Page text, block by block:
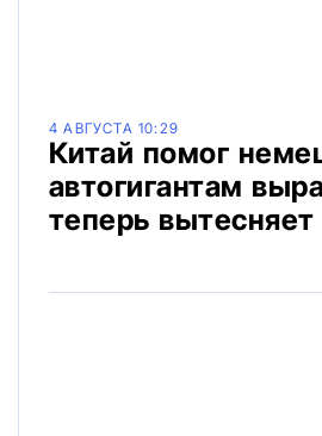
4 АВГУСТА 10:29
Китай помог
автогигантам
теперь